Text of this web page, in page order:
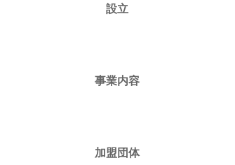
設立
事業内容
加盟団体